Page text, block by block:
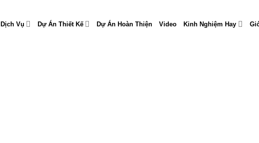
Dịch Vụ Dự Án Thiết Kế Dự Án Hoàn Thiện Video Kinh Nghiệm Hay